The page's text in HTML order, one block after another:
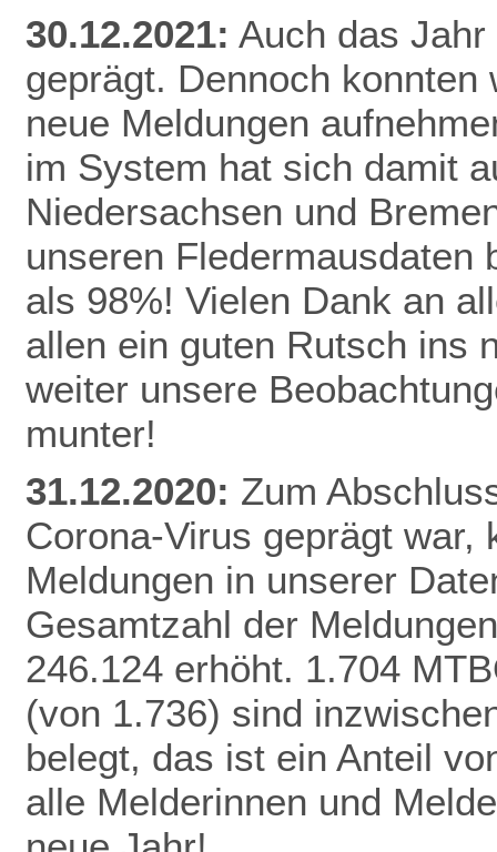
30.12.2021: Auch das
geprägt. Dennoch
neue Meldungen
im System hat sich damit
Niedersachsen und
unseren Fledermausdaten
als 98%! Vielen Dank an
allen ein guten Rutsch ins
weiter unsere
munter!
31.12.2020: Zum
Corona-Virus geprägt war,
Meldungen in unserer
Gesamtzahl der
246.124 erhöht. 1.704
(von 1.736) sind
belegt, das ist ein Anteil
alle Melderinnen und